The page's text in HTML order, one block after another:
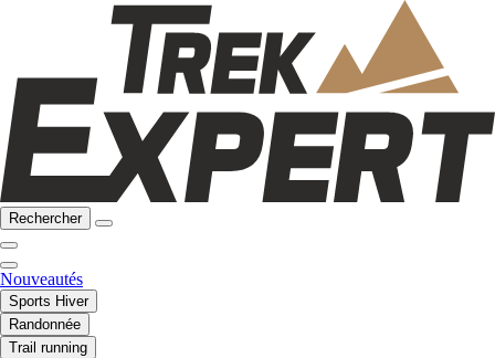
Rechercher
Nouveautés
Sports Hiver
Randonnée
Trail running